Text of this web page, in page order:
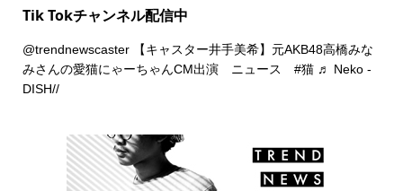
Tik Tokチャンネル配信中
@trendnewscaster【キャスター井手美希】元AKB48高橋みな
みさんの愛猫にゃーちゃんCM出演 ニュース #猫 ♬ Neko -
DISH//